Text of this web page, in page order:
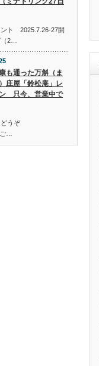
ント 2025.7.26-27開
2…
も通った万斛（ま
庄屋「鈴松庵」レ
只今、営業中で
うぞ
…